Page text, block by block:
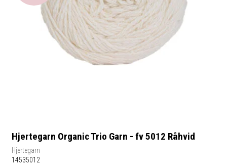
Hjertegarn Organic Trio Garn - fv 5012 Råhvid
Hjertegarn
14535012